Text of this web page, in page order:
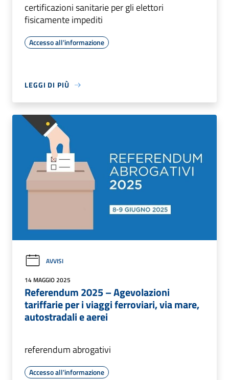
certificazioni sanitarie per gli elettori
fisicamente impediti
Accesso all'informazione
LEGGI DI PIÙ
AVVISI
14 MAGGIO 2025
Referendum 2025 – Agevolazioni
tariffarie per i viaggi ferroviari, via mare,
autostradali e aerei
referendum abrogativi
Accesso all'informazione